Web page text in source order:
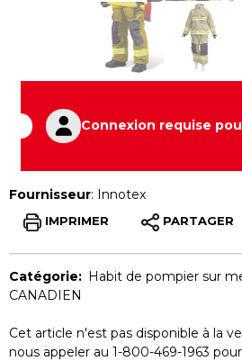
Connexion requise
Fournisseur: Innotex
IMPRIMER PARTAGER
Catégorie: Habit de pompier sur
CANADIEN
Cet article n'est pas disponible à la
nous appeler au 1-800-469-1963